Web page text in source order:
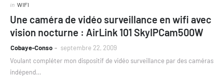
in WIFI
Une caméra de vidéo surveillance en wifi avec
vision nocturne : AirLink 101 SkyIPCam500W
Cobaye-Conso
septembre 22, 2009
Voulant compléter mon dispositif de vidéo surveillance par des caméras
indépend…